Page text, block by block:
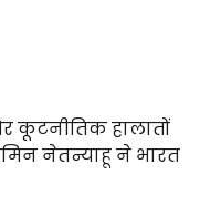
कूटनीतिक हालातों
नेतन्याहू ने भारत